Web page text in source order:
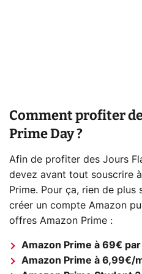
Comment profiter
Prime Day ?
Afin de profiter des Jours
devez avant tout souscrire
Prime. Pour ça, rien de
créer un compte Amazon
offres Amazon Prime :
Amazon Prime à 69€ par
Amazon Prime à 6,99€/